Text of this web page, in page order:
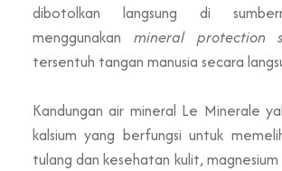
dibotolkan langsung di
menggunakan mineral protection
tersentuh tangan manusia secara
Kandungan air mineral Le Minerale
kalsium yang berfungsi untuk
tulang dan kesehatan kulit,